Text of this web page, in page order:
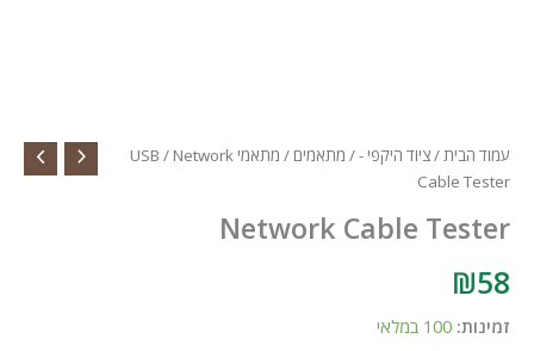
עמוד הבית/ציוד היקפי -/ מתאמים / מתאמי USB / Network
Cable Tester
Network Cable Tester
₪58
זמינות: 100 במלאי